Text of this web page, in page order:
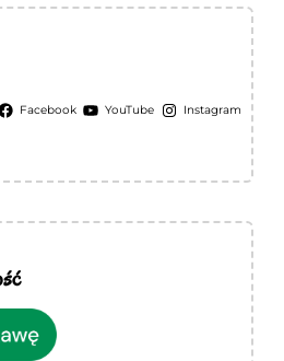
Facebook YouTube
Instagram